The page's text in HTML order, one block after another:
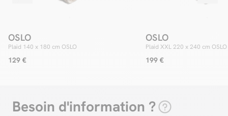
OSLO
Plaid 140 x 180 cm OSLO
129 €
OSLO
Plaid XXL 220 x 240 cm OSLO
199 €
Besoin d'information ?